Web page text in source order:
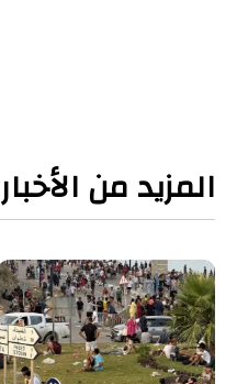
المزيد من الأخبار